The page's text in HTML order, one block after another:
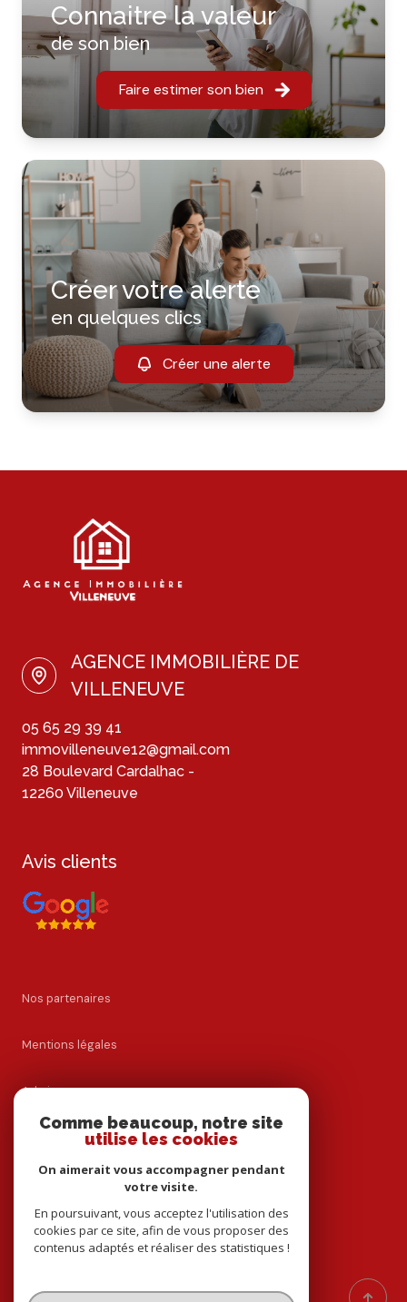
Connaitre la valeur
de son bien
Faire estimer son bien
Créer votre alerte
en quelques clics
Créer une alerte
AGENCE IMMOBILIÈRE DE
VILLENEUVE
05 65 29 39 41
immovilleneuve12@gmail.com
28 Boulevard Cardalhac -
12260 Villeneuve
Avis clients
Nos partenaires
Mentions légales
Admin
Nos honoraires
Cookies
© 2026 | Tous droits réservés
Comme beaucoup, notre site
utilise les cookies
On aimerait vous accompagner pendant
votre visite.
En poursuivant, vous acceptez l'utilisation des
cookies par ce site, afin de vous proposer des
contenus adaptés et réaliser des statistiques !